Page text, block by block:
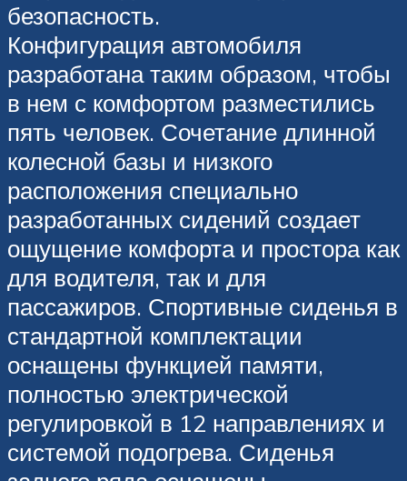
безопасность.
Конфигурация автомобиля
разработана таким образом, чтобы
в нем с комфортом разместились
пять человек. Сочетание длинной
колесной базы и низкого
расположения специально
разработанных сидений создает
ощущение комфорта и простора как
для водителя, так и для
пассажиров. Спортивные сиденья в
стандартной комплектации
оснащены функцией памяти,
полностью электрической
регулировкой в 12 направлениях и
системой подогрева. Сиденья